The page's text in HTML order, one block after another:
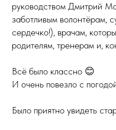
руководством Дмитрий
заботливым волонтёрам,
сердечко!), врачам,
родителям, тренерам и,
Всё было классно 😊
И очень повезло с
Было приятно увидеть